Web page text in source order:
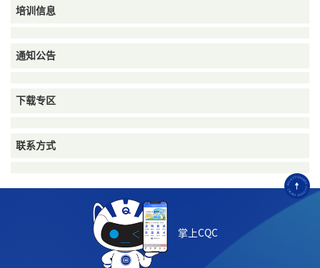
培训信息
通知公告
下载专区
联系方式
掌上CQC